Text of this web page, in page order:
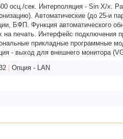
осц./сек. Интерполяция - Sin X/х.
Автоматические (до 25-и
БФП. Функция автоматического
печать. Интерфейс подключения
прикладные программные
- выход для внешнего монитора
Опция - LAN